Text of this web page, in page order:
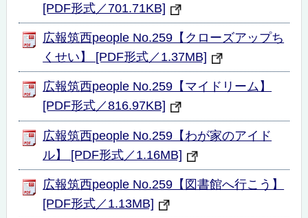
[PDF形式／701.71KB]
広報筑西people No.259【クローズアップち
くせい】 [PDF形式／1.37MB]
広報筑西people No.259【マイドリーム】
[PDF形式／816.97KB]
広報筑西people No.259【わが家のアイド
ル】 [PDF形式／1.16MB]
広報筑西people No.259【図書館へ行こう】
[PDF形式／1.13MB]